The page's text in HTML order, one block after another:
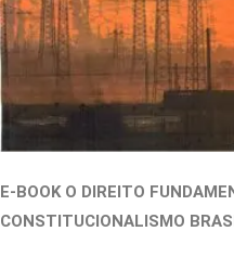
E-BOOK O DIREITO
CONSTITUCIONALISMO